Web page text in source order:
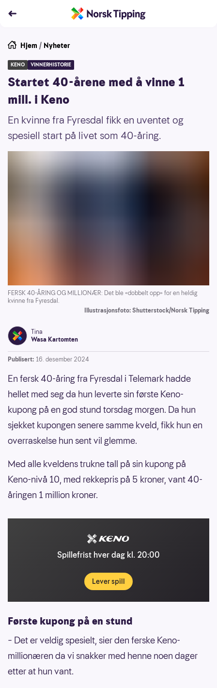
Hjem / Nyheter
KENO VINNERHISTORIE
Startet 40-årene med å vinne 1
mill. i Keno
En kvinne fra Fyresdal fikk en uventet og
spesiell start på livet som 40-åring.
FERSK 40-ÅRING OG MILLIONÆR: Det ble «dobbelt opp» for en heldig
kvinne fra Fyresdal.
Illustrasjonsfoto: Shutterstock/Norsk Tipping
Tina
Wasa Kartomten
Publisert: 16. desember 2024
En fersk 40-åring fra Fyresdal i Telemark hadde
hellet med seg da hun leverte sin første Keno-
kupong på en god stund torsdag morgen. Da hun
sjekket kupongen senere samme kveld, fikk hun en
overraskelse hun sent vil glemme.
Med alle kveldens trukne tall på sin kupong på
Keno-nivå 10, med rekkepris på 5 kroner, vant 40-
åringen 1 million kroner.
Spillefrist hver dag kl. 20:00
Lever spill
Første kupong på en stund
– Det er veldig spesielt, sier den ferske Keno-
millionæren da vi snakker med henne noen dager
etter at hun vant.